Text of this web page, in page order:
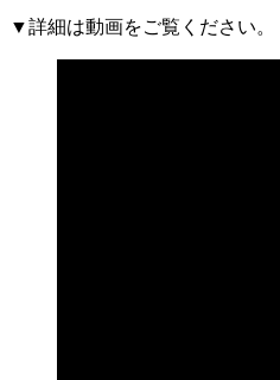
▼詳細は動画をご覧ください。